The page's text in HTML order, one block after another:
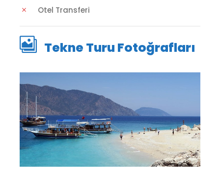
Otel Transferi
Tekne Turu Fotoğrafları